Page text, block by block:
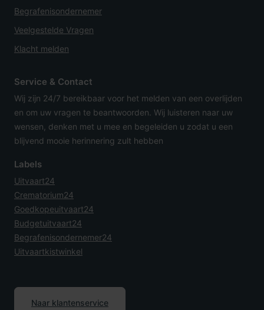
Begrafenisondernemer
Veelgestelde Vragen
Klacht melden
Service & Contact
Wij zijn 24/7 bereikbaar voor het melden van een overlijden
en om uw vragen te beantwoorden. Wij luisteren naar uw
wensen, denken met u mee en begeleiden u zodat u een
blijvend mooie herinnering zult hebben
Labels
Uitvaart24
Crematorium24
Goedkopeuitvaart24
Budgetuitvaart24
Begrafenisondernemer24
Uitvaartkistwinkel
Naar klantenservice